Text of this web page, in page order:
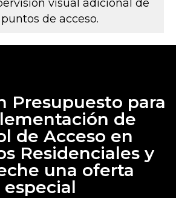
visual adicional de
puntos de acceso.
Presupuesto para
de
de Acceso en
Residenciales y
una oferta
especial